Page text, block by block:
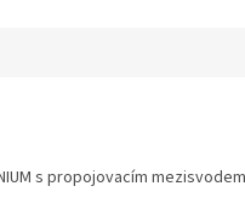
s propojovacím